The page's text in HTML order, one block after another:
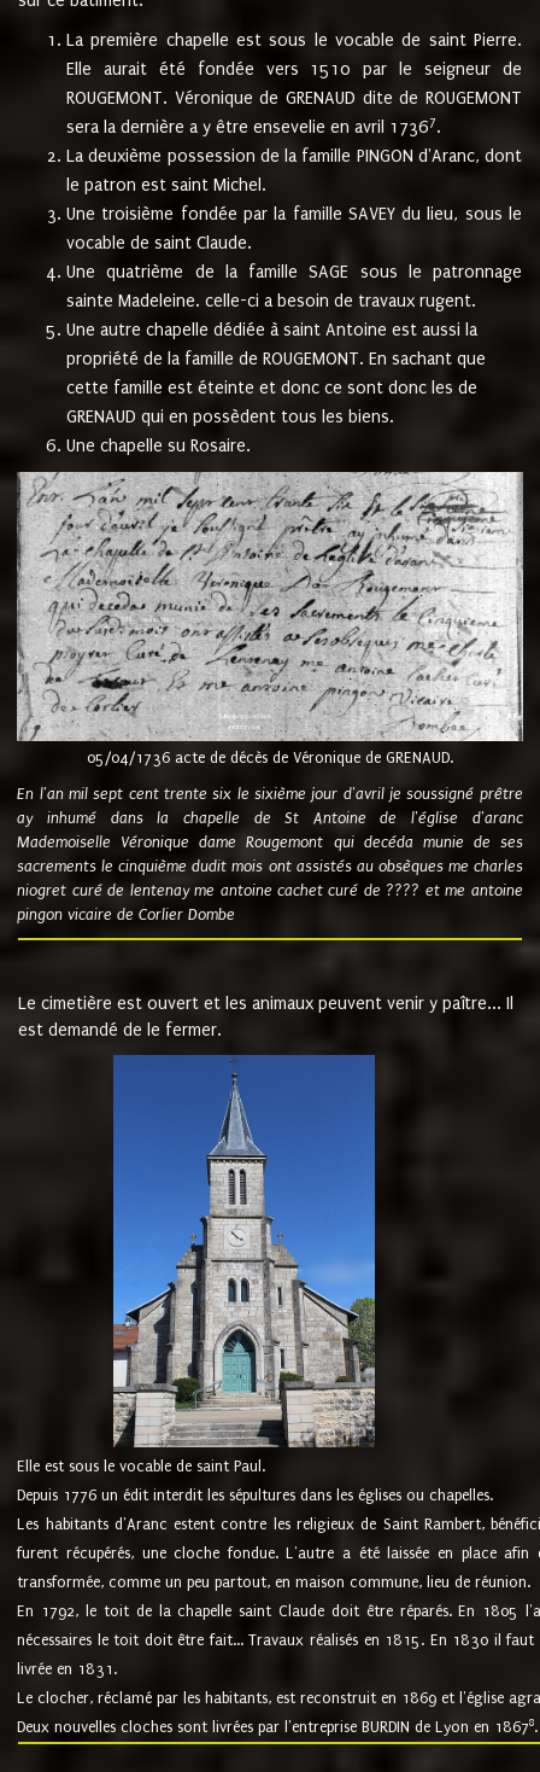
La première chapelle est sous le vocable de saint Pierre.
Elle aurait été fondée vers 1510 par le seigneur de
ROUGEMONT. Véronique de GRENAUD dite de ROUGEMONT
sera la dernière a y être ensevelie en avril 17367.
La deuxième possession de la famille PINGON d'Aranc, dont
le patron est saint Michel.
Une troisième fondée par la famille SAVEY du lieu, sous le
vocable de saint Claude.
Une quatrième de la famille SAGE sous le patronnage
sainte Madeleine. celle-ci a besoin de travaux rugent.
Une autre chapelle dédiée à saint Antoine est aussi la
propriété de la famille de ROUGEMONT. En sachant que
cette famille est éteinte et donc ce sont donc les de
GRENAUD qui en possèdent tous les biens.
Une chapelle su Rosaire.
05/04/1736 acte de décès de Véronique de GRENAUD.
En l'an mil sept cent trente six le sixième jour d'avril je soussigné prêtre
ay inhumé dans la chapelle de St Antoine de l'église d'aranc
Mademoiselle Véronique dame Rougemont qui decéda munie de ses
sacrements le cinquième dudit mois ont assistés au obsèques me charles
niogret curé de lentenay me antoine cachet curé de ???? et me antoine
pingon vicaire de Corlier Dombe
Le cimetière est ouvert et les animaux peuvent venir y paître... Il
est demandé de le fermer.
Elle est sous le vocable de saint Paul.
Depuis 1776 un édit interdit les sépultures dans les églises ou chapelles.
Les habitants d'Aranc estent contre les religieux de Saint Rambert,
furent récupérés, une cloche fondue. L'autre a été laissée en place
transformée, comme un peu partout, en maison commune, lieu de réunion.
En 1792, le toit de la chapelle saint Claude doit être réparés. En 1805
nécessaires le toit doit être fait... Travaux réalisés en 1815. En 1830 il
livrée en 1831.
Le clocher, réclamé par les habitants, est reconstruit en 1869 et l'église
Deux nouvelles cloches sont livrées par l'entreprise BURDIN de Lyon en 18678.